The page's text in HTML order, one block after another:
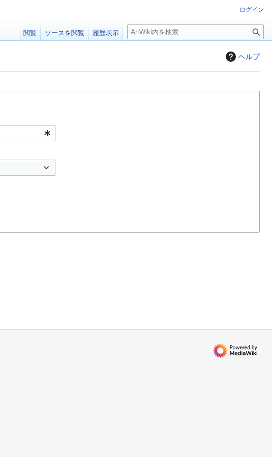
ヘルプ
ログイン
閲覧 ソースを閲覧 履歴表示
検
索